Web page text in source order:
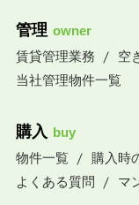
管理 owner
賃貸管理業務
空
当社管理物件一覧
購入 buy
物件一覧
購入時
よくある質問
マ